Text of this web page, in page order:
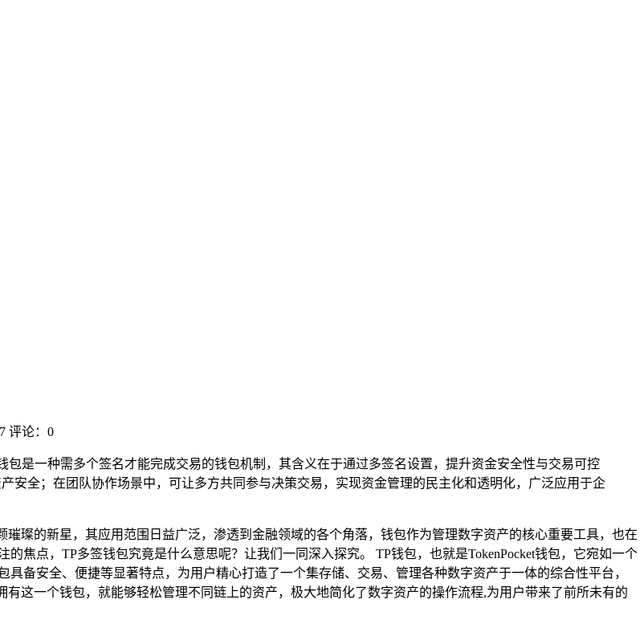
评论：0
是一种需多个签名才能完成交易的钱包机制，其含义在于通过多签名设置，提升资金安全性与交易可控
安全；在团队协作场景中，可让多方共同参与决策交易，实现资金管理的民主化和透明化，广泛应用于企
璨的新星，其应用范围日益广泛，渗透到金融领域的各个角落，钱包作为管理数字资产的核心重要工具，也在
的焦点，TP多签钱包究竟是什么意思呢？让我们一同深入探究。 TP钱包，也就是TokenPocket钱包，它宛如一个
备安全、便捷等显著特点，为用户精心打造了一个集存储、交易、管理各种数字资产于一体的综合性平台，
这一个钱包，就能够轻松管理不同链上的资产，极大地简化了数字资产的操作流程,为用户带来了前所未有的